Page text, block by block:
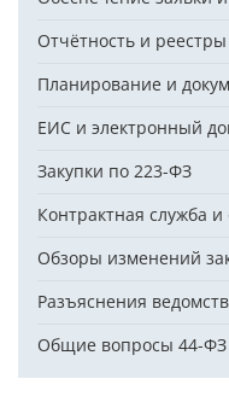
Отчётность и реестры
Планирование и
ЕИС и электронный
Закупки по 223-ФЗ
Контрактная служба
Обзоры изменений
Разъяснения
Общие вопросы 44-ФЗ